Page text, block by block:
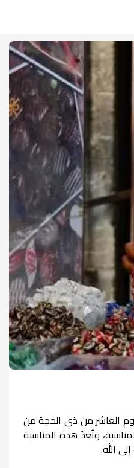
العاشر من ذي الحجة من
وتُعدّ هذه المناسبة
الله.